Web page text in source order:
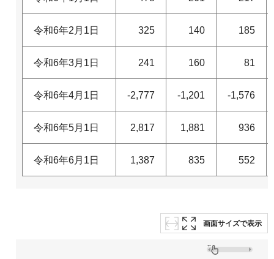
令和6年2月1日 325 140 185
令和6年3月1日 241 160 81
令和6年4月1日 -2,777 -1,201 -1,576
令和6年5月1日 2,817 1,881 936
令和6年6月1日 1,387 835 552
画面サイズで表示